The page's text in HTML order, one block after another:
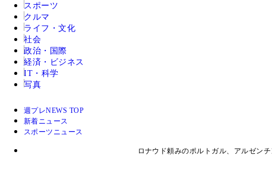
スポーツ
クルマ
ライフ・文化
社会
政治・国際
経済・ビジネス
IT・科学
写真
週プレNEWS TOP
新着ニュース
スポーツニュース
ロナウド頼みのポルトガル、アルゼン